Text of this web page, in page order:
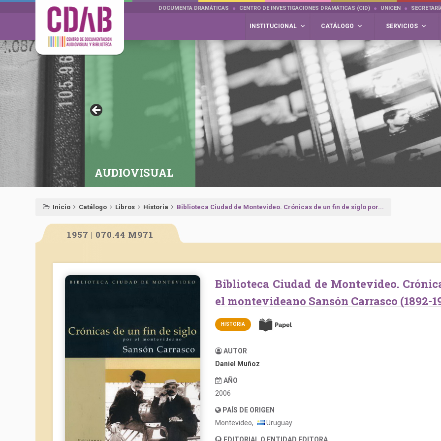
DOCUMENTA DRAMÁTICAS CENTRO DE INVESTIGACIONES DRAMÁTICAS (CID) UNICEN
INSTITUCIONAL CATÁLOGO SERVICIOS
AUDIOVISUAL
Inicio Catálogo Libros Historia Biblioteca Ciudad de Montevideo. Crónicas de un fin de siglo por...
1957 | 070.44 M971
Biblioteca Ciudad de Montevideo. Crónicas de un fin de siglo por
el montevideano Sansón Carrasco (1892-
HISTORIA
AUTOR
Daniel Muñoz
AÑO
2006
PAÍS DE ORIGEN
Montevideo,
Uruguay